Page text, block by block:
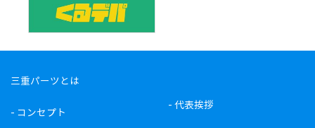
三重パーツとは
- コンセプト
- 代表挨拶